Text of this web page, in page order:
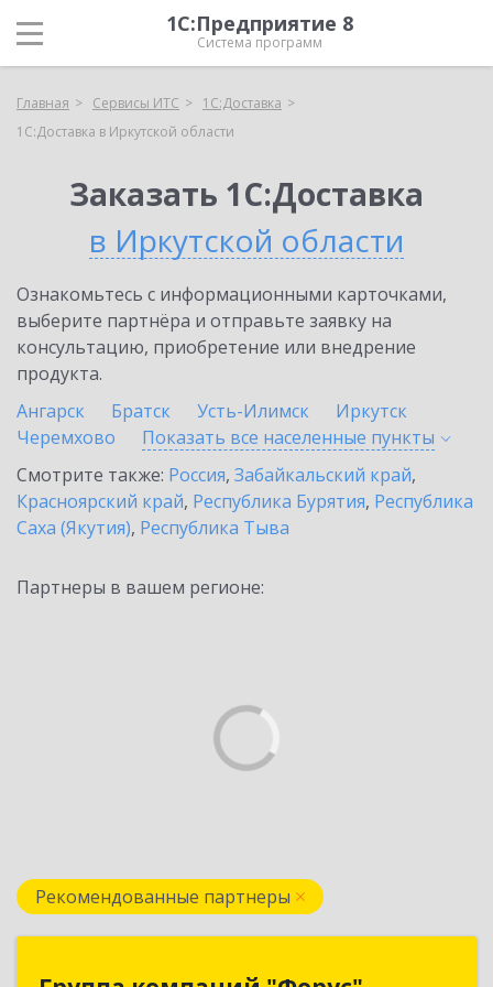
1С:Предприятие 8
Система программ
Главная Сервисы ИТС
1С:Доставка
1С:Доставка в Иркутской области
Заказать 1С:Доставка
в Иркутской области
Ознакомьтесь с информационными карточками,
выберите партнёра и отправьте заявку на
консультацию, приобретение или внедрение
продукта.
Ангарск
Братск Усть-Илимск
Иркутск
Черемхово
Показать все населенные пункты
Смотрите также: Россия, Забайкальский край,
Красноярский край, Республика Бурятия, Республика
Саха (Якутия), Республика Тыва
Партнеры в вашем регионе:
Рекомендованные партнеры
Группа компаний "Форус"